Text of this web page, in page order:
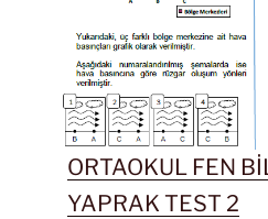
ORTAOKUL FEN
YAPRAK TEST 2